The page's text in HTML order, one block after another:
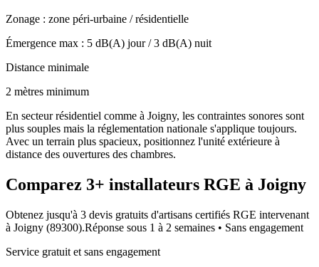
Zonage : zone péri-urbaine / résidentielle
Émergence max : 5 dB(A) jour /3 dB(A) nuit
Distance minimale
2 mètres minimum
En secteur résidentiel comme à Joigny, les contraintes sonores sont
plus souples mais la réglementation nationale s'applique toujours.
Avec un terrain plus spacieux, positionnez l'unité extérieure à
distance des ouvertures des chambres.
Comparez 3+ installateurs RGE à Joigny
Obtenez jusqu'à 3 devis gratuits d'artisans certifiés RGE intervenant
à Joigny (89300).Réponse sous 1 à 2 semaines • Sans engagement
Service gratuit et sans engagement